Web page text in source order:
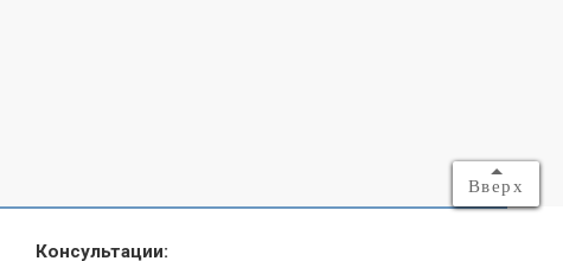
Вверх
Консультации: